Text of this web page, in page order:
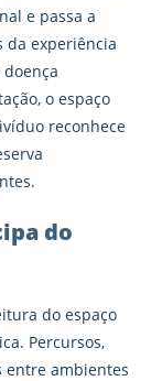
e passa a
da experiência
o espaço
reconhece
do
do espaço
Percursos,
entre ambientes